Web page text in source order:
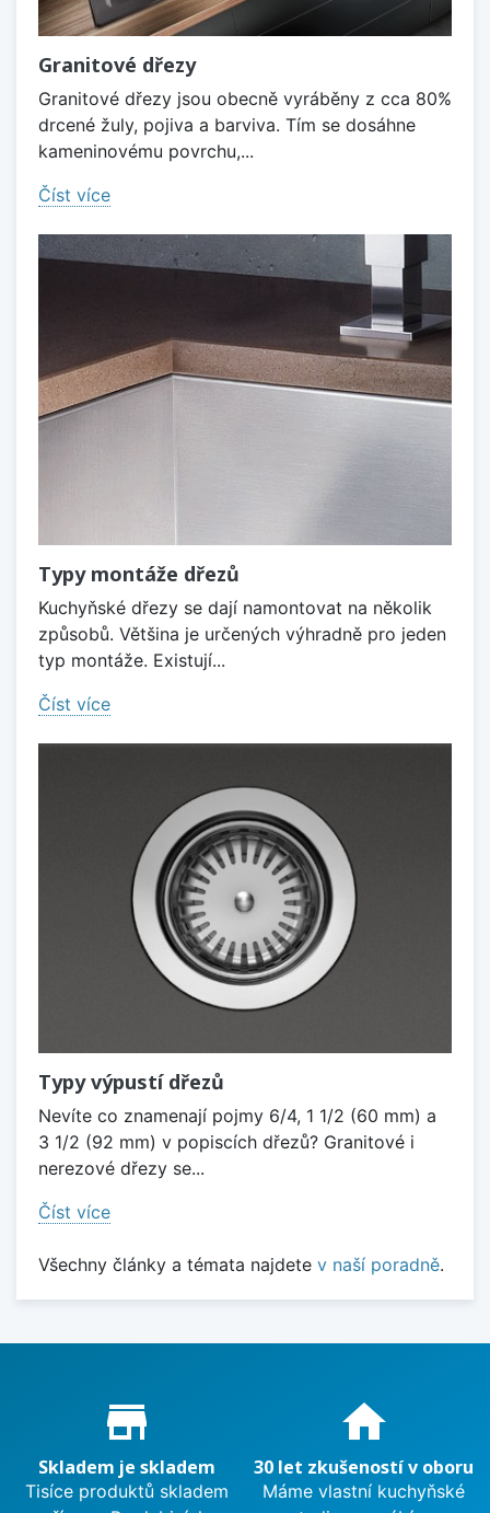
Granitové dřezy
Granitové dřezy jsou obecně vyráběny z cca 80%
drcené žuly, pojiva a barviva. Tím se dosáhne
kameninovému povrchu,...
Číst více
Typy montáže dřezů
Kuchyňské dřezy se dají namontovat na několik
způsobů. Většina je určených výhradně pro jeden
typ montáže. Existují...
Číst více
Typy výpustí dřezů
Nevíte co znamenají pojmy 6/4, 1 1/2 (60 mm) a
3 1/2 (92 mm) v popiscích dřezů? Granitové i
nerezové dřezy se...
Číst více
Všechny články a témata najdete v naší poradně.
Proč nakupovat u nás?
store_mall_directory
Skladem je skladem
Tisíce produktů skladem
home
30 let zkušeností v oboru
Máme vlastní kuchyňské